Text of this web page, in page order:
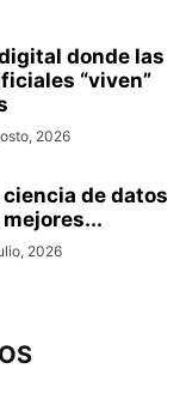
donde las
“viven”
2026
de datos
2026